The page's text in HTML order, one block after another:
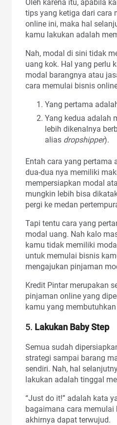
Oleh karena itu, apabila
tips yang ketiga dari cara
online ini, maka hal
kamu lakukan adalah
Nah, modal di sini tidak
uang kok. Hal yang perlu
modal barangnya atau
cara memulai bisnis
Yang pertama
Yang kedua adalah
lebih dikenalnya
alias dropshipper).
Entah cara yang pertama
dua-dua nya memiliki
mempersiapkan modal
mungkin lebih bisa
pergi ke medan
Tapi tentu cara yang
modal uang. Nah kalo
kamu tidak memiliki
untuk memulai bisnis
mengajukan pinjaman
Kredit Pintar merupakan
pinjaman online yang
kamu yang
5. Lakukan Baby Step
Semua sudah
strategi sampai barang
sendiri. Nah, hal
lakukan adalah tinggal
“Just do it!” adalah kata
bagaimana cara memulai
akhirnya dapat terwujud.